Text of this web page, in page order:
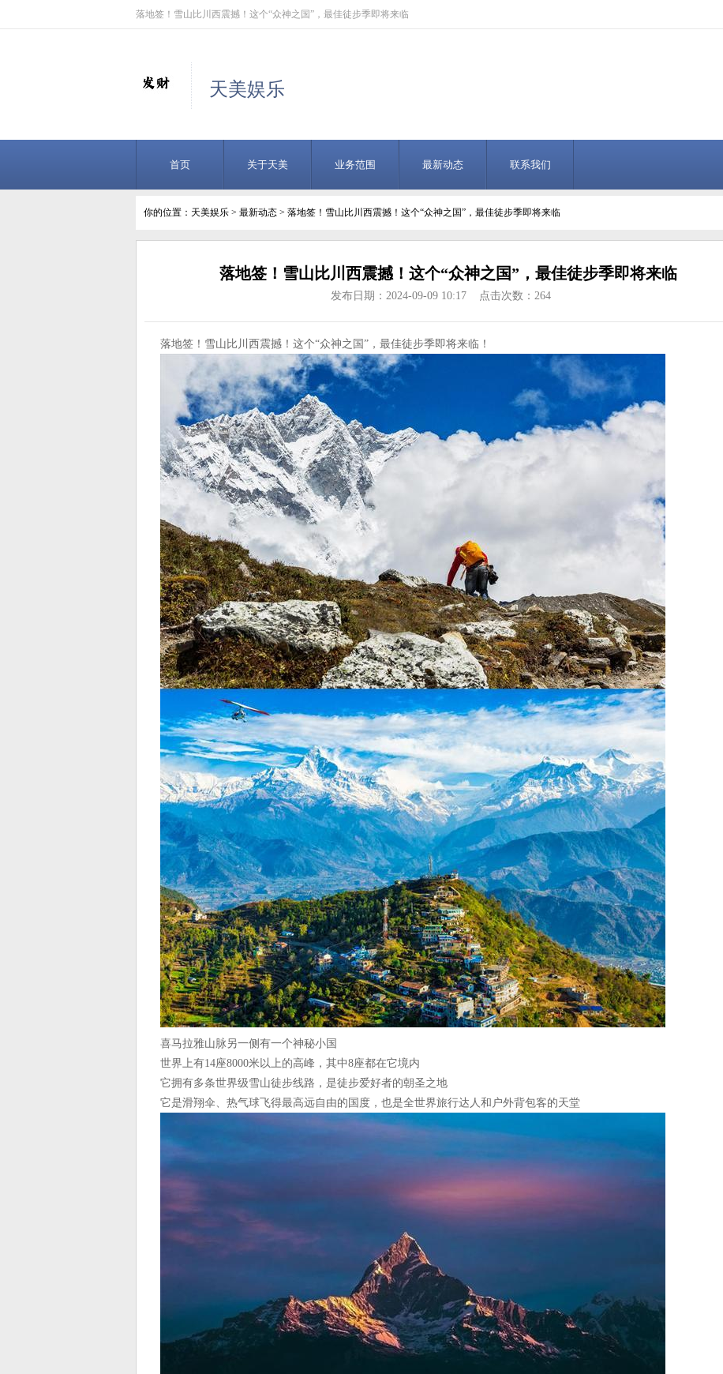
落地签！雪山比川西震撼！这个“众神之国”，最佳徒步季即将来临
天美娱乐
首页 关于天美 业务范围 最新动态 联系我们
你的位置： 天美娱乐 > 最新动态 > 落地签！雪山比川西震撼！这个“众神之国”，最佳徒步季即将来临
落地签！雪山比川西震撼！这个“众神之国”，最佳徒步季即将来临
发布日期：2024-09-09 10:17 点击次数：264
落地签！雪山比川西震撼！这个“众神之国”，最佳徒步季即将来临！
喜马拉雅山脉另一侧有一个神秘小国
️世界上有14座8000米以上的高峰，其中8座都在它境内
它拥有多条世界级雪山徒步线路，是徒步爱好者的朝圣之地
它是滑翔伞、热气球飞得最高远自由的国度，也是全世界旅行达人和户外背包客的天堂